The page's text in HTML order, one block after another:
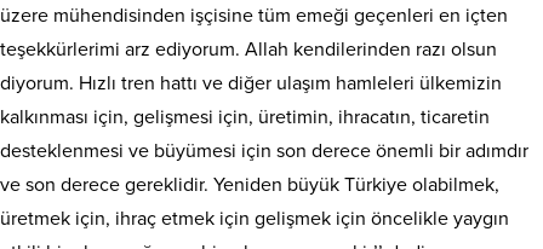
üzere mühendisinden işçisine tüm emeği geçenleri en içten
teşekkürlerimi arz ediyorum. Allah kendilerinden razı olsun
diyorum. Hızlı tren hattı ve diğer ulaşım hamleleri ülkemizin
kalkınması için, gelişmesi için, üretimin, ihracatın, ticaretin
desteklenmesi ve büyümesi için son derece önemli bir adımdır
ve son derece gereklidir. Yeniden büyük Türkiye olabilmek,
üretmek için, ihraç etmek için gelişmek için öncelikle yaygın